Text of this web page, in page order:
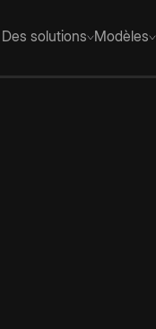
Des solutions Modèles